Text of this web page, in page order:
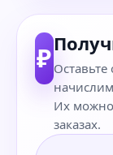
₽
Их
заказах.